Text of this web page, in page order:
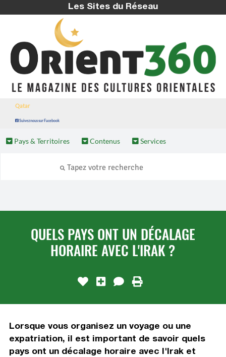
Les Sites du Réseau
Qatar
Suivez nous sur Facebook
Pays & Territoires Contenus Services
QUELS PAYS ONT UN DÉCALAGE
HORAIRE AVEC L'IRAK ?
Lorsque vous organisez un voyage ou une
expatriation, il est important de savoir quels
pays ont un décalage horaire avec l'Irak et